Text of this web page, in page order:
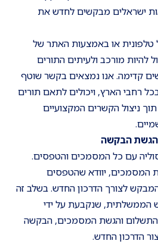
ישראלים מבקשים לחדש את
טלפונית או באמצעות האתר של
להיות מורכב ולעיתים התורים
קדימה. אנו נמצאים בקשר שוטף
רחבי הארץ, ויכולים לתאם תורים
ניצול הקשרים המקצועיים
הבקשה
עם כל המסמכים והטפסים.
המסמכים, יוודא שהטפסים
לצורך הדרכון החדש. בשלב זה
הממשלתית, שנקבעת על ידי
והגשת המסמכים, הבקשה
הדרכון החדש.